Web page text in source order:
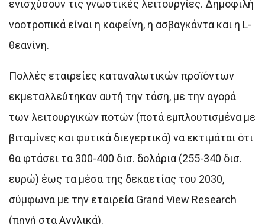
ενισχύσουν τις γνωστικές λειτουργίες. Δημοφιλή
νοοτροπικά είναι η καφεΐνη, η ασβαγκάντα και η L-
θεανίνη.
Πολλές εταιρείες καταναλωτικών προϊόντων
εκμεταλλεύτηκαν αυτή την τάση, με την αγορά
των λειτουργικών ποτών (ποτά εμπλουτισμένα με
βιταμίνες και φυτικά διεγερτικά) να εκτιμάται ότι
θα φτάσει τα 300-400 δισ. δολάρια (255-340 δισ.
ευρώ) έως τα μέσα της δεκαετίας του 2030,
σύμφωνα με την εταιρεία Grand View Research
(πηγή στα Αγγλικά).